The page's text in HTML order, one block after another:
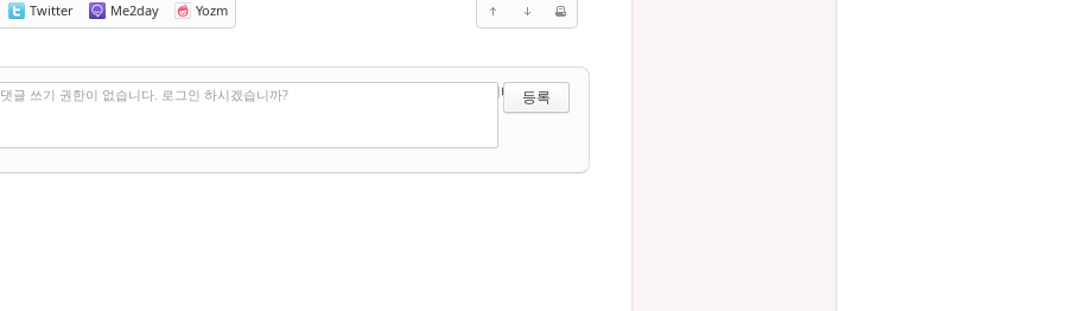
Twitter Me2day Yozm
에디터 선택하기
댓글 쓰기 권한이 없습니다. 로그인 하시겠습니까?